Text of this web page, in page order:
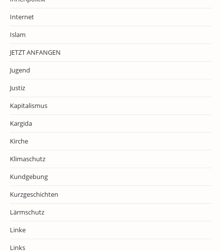
Internet
Islam
JETZT ANFANGEN
Jugend
Justiz
Kapitalismus
Kargida
Kirche
Klimaschutz
Kundgebung
Kurzgeschichten
Lärmschutz
Linke
Links